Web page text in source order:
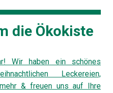
die Ökokiste
Wir haben ein schönes
Leckereien,
& freuen uns auf Ihre